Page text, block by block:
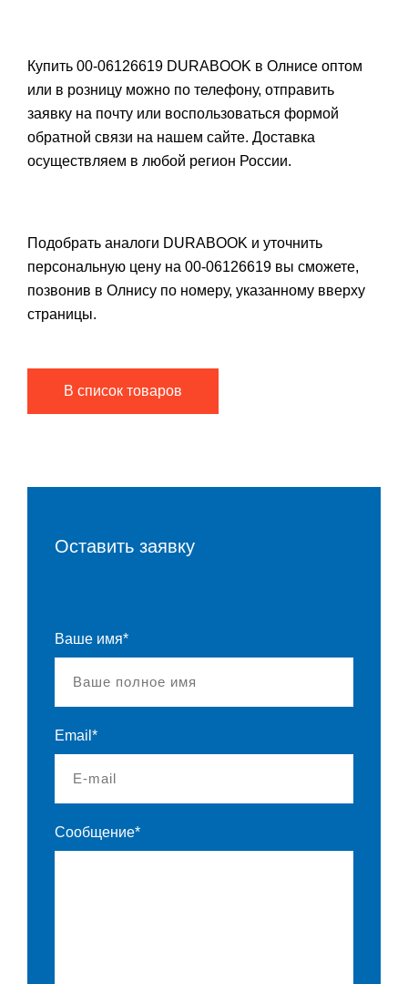
Купить 00-06126619 DURABOOK в Олнисе оптом
или в розницу можно по телефону, отправить
заявку на почту или воспользоваться формой
обратной связи на нашем сайте. Доставка
осуществляем в любой регион России.
Подобрать аналоги DURABOOK и уточнить
персональную цену на 00-06126619 вы сможете,
позвонив в Олнису по номеру, указанному вверху
страницы.
В список товаров
Оставить заявку
Ваше имя*
Email*
Сообщение*